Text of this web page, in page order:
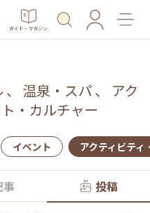
ガイド・マガジン
、 温泉・スパ、 アク
・カルチャー
イベント アクティビティ
事 投稿